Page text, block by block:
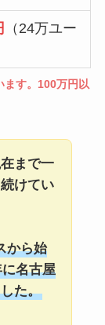
（24万ユー
す。100万円以
まで一
けてい
から始
名古屋
た。